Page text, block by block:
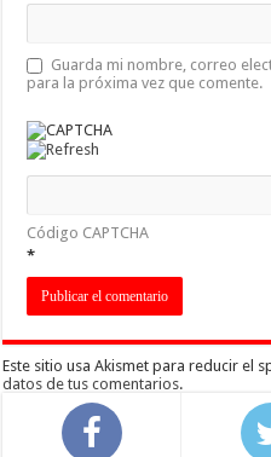
Guarda mi nombre, correo
para la próxima vez que comente.
Código CAPTCHA
*
Este sitio usa Akismet para reducir el
datos de tus comentarios.